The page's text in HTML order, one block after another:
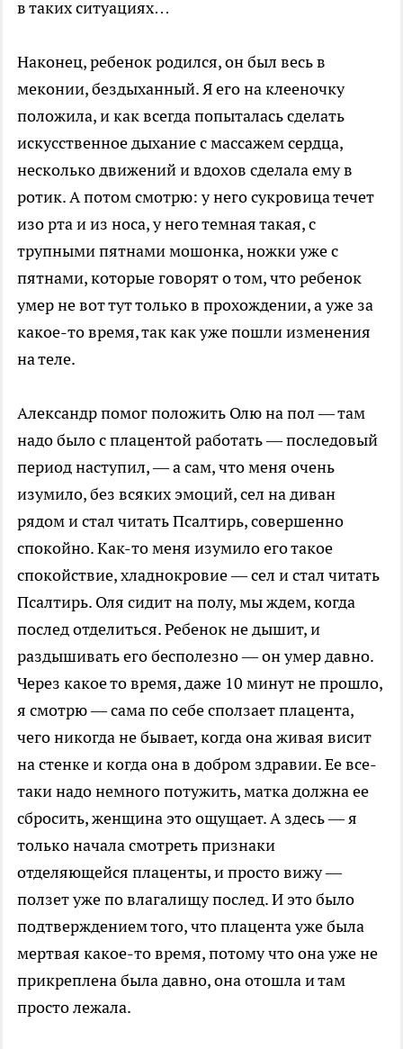
в таких ситуациях…
Наконец, ребенок родился, он был весь в
меконии, бездыханный. Я его на клееночку
положила, и как всегда попыталась сделать
искусственное дыхание с массажем сердца,
несколько движений и вдохов сделала ему в
ротик. А потом смотрю: у него сукровица течет
изо рта и из носа, у него темная такая, с
трупными пятнами мошонка, ножки уже с
пятнами, которые говорят о том, что ребенок
умер не вот тут только в прохождении, а уже за
какое-то время, так как уже пошли изменения
на теле.
Александр помог положить Олю на пол — там
надо было с плацентой работать — последовый
период наступил, — а сам, что меня очень
изумило, без всяких эмоций, сел на диван
рядом и стал читать Псалтирь, совершенно
спокойно. Как-то меня изумило его такое
спокойствие, хладнокровие — сел и стал читать
Псалтирь. Оля сидит на полу, мы ждем, когда
послед отделиться. Ребенок не дышит, и
раздышивать его бесполезно — он умер давно.
Через какое то время, даже 10 минут не прошло,
я смотрю — сама по себе сползает плацента,
чего никогда не бывает, когда она живая висит
на стенке и когда она в добром здравии. Ее все-
таки надо немного потужить, матка должна ее
сбросить, женщина это ощущает. А здесь — я
только начала смотреть признаки
отделяющейся плаценты, и просто вижу —
ползет уже по влагалищу послед. И это было
подтверждением того, что плацента уже была
мертвая какое-то время, потому что она уже не
прикреплена была давно, она отошла и там
просто лежала.